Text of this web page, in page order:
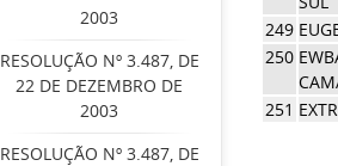
2003
RESOLUÇÃO Nº 3.487, DE
22 DE DEZEMBRO DE
2003
RESOLUÇÃO Nº 3.487, DE
249
250
251